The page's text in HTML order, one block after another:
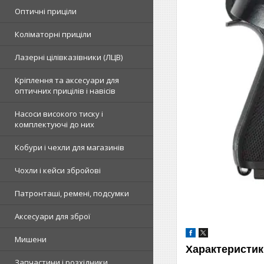
Оптичні приціли
Коліматорні приціли
Лазерні цілівказівники (ЛЦВ)
Кріплення та аксесуари для
оптичних прицілів і навісів
Насоси високого тиску і
комплектуючі до них
Кобури і чехли для магазинів
Чохли і кейси збройові
Патронташі, ремені, подсумки
Аксесуари для зброї
Мишени